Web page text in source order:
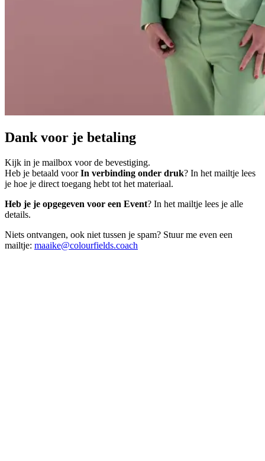
Dank voor je betaling
Kijk in je mailbox voor de bevestiging.
Heb je betaald voorIn verbinding onder druk? In het mailtje lees
je hoe je direct toegang hebt tot het materiaal.
Heb je je opgegeven voor een Event? In het mailtje lees je alle
details.
Niets ontvangen, ook niet tussen je spam? Stuur me even een
mailtje: maaike@colourfields.coach